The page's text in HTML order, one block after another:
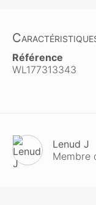
Référence
WL177313343
Lenud J
Membre